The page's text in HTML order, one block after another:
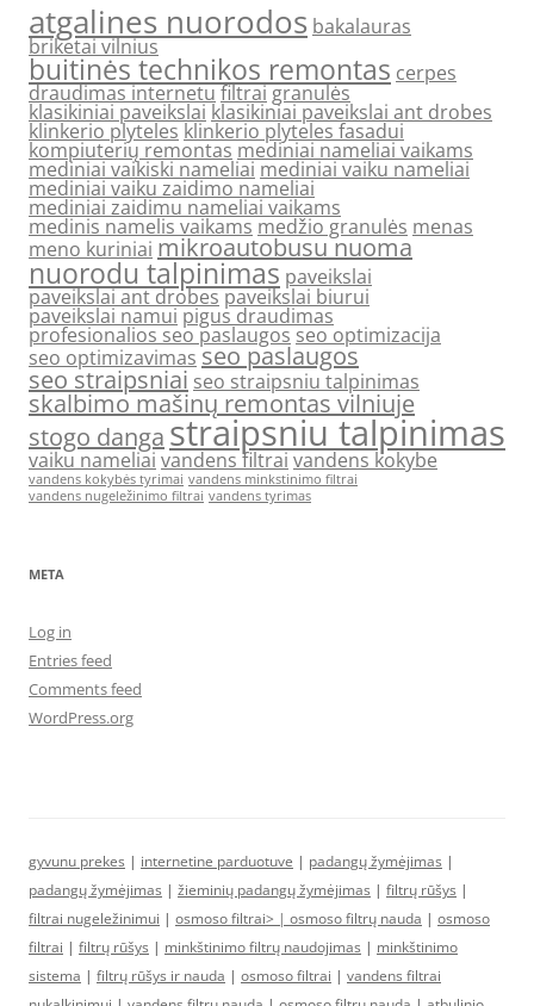
atgalines nuorodos bakalauras
briketai vilnius
buitinės technikos remontas cerpes
draudimas internetufiltraigranulės
klasikiniai paveikslai klasikiniai paveikslai ant drobes
klinkerio plyteles klinkerio plyteles fasadui
kompiuterių remontas mediniai nameliai vaikams
mediniai vaikiski nameliai mediniai vaiku nameliai
mediniai vaiku zaidimo nameliai
mediniai zaidimu nameliai vaikams
medinis namelis vaikams medžio granulės menas
meno kuriniai mikroautobusu nuoma
nuorodu talpinimas paveikslai
paveikslai ant drobespaveikslai biurui
paveikslai namui pigus draudimas
profesionalios seo paslaugos seo optimizacija
seo optimizavimas seo paslaugos
seo straipsniai seo straipsniu talpinimas
skalbimo mašinų remontas vilniuje
stogo danga straipsniu talpinimas
vaiku nameliai vandens filtrai vandens kokybe
vandens kokybės tyrimai vandens minkstinimo filtrai
vandens nugeležinimo filtrai vandens tyrimas
META
Log in
Entries feed
Comments feed
WordPress.org
gyvunu prekes | internetine parduotuve | padangų žymėjimas |
padangų žymėjimas | žieminių padangų žymėjimas | filtrų rūšys |
filtrai nugeležinimui | osmoso filtrai> | osmoso filtrų nauda | osmoso
filtrai | filtrų rūšys | minkštinimo filtrų naudojimas | minkštinimo
sistema | filtrų rūšys ir nauda | osmoso filtrai | vandens filtrai